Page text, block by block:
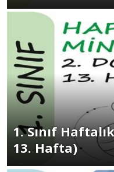
1. Sınıf
13. Hafta)